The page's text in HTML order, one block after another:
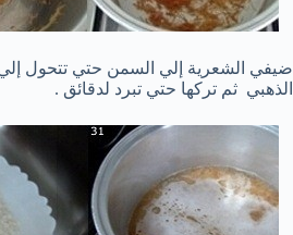
ضيفي الشعرية إلي السمن حتي تتحول إلي
الذهبي ثم تركها حتي تبرد لدقائق .